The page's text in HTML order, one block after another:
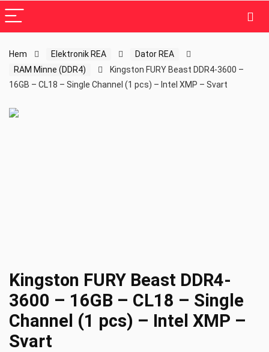
Hem Elektronik REA
Dator REA
RAM Minne (DDR4)
Kingston FURY Beast DDR4-3600 –
16GB – CL18 – Single Channel (1 pcs) – Intel XMP – Svart
Kingston FURY Beast DDR4-
3600 – 16GB – CL18 – Single
Channel (1 pcs) – Intel XMP –
Svart